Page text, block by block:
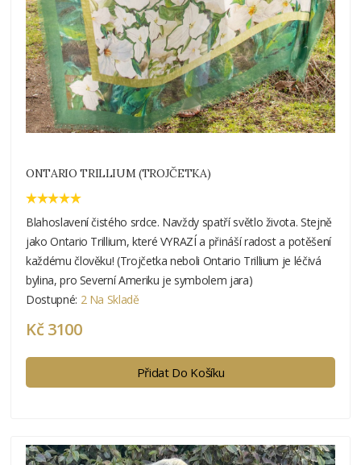
ONTARIO TRILLIUM (TROJČETKA)
Blahoslavení čistého srdce. Navždy spatří světlo života. Stejně
jako Ontario Trillium, které VYRAZÍ a přináší radost a potěšení
každému člověku! (Trojčetka neboli Ontario Trillium je léčivá
bylina, pro Severní Ameriku je symbolem jara)
Dostupné: 2 Na Skladě
Kč 3100
Přidat Do Košíku